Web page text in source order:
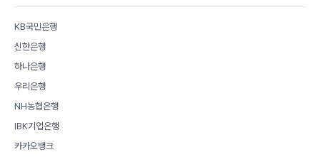
KB국민은행
신한은행
하나은행
우리은행
NH농협은행
IBK기업은행
카카오뱅크